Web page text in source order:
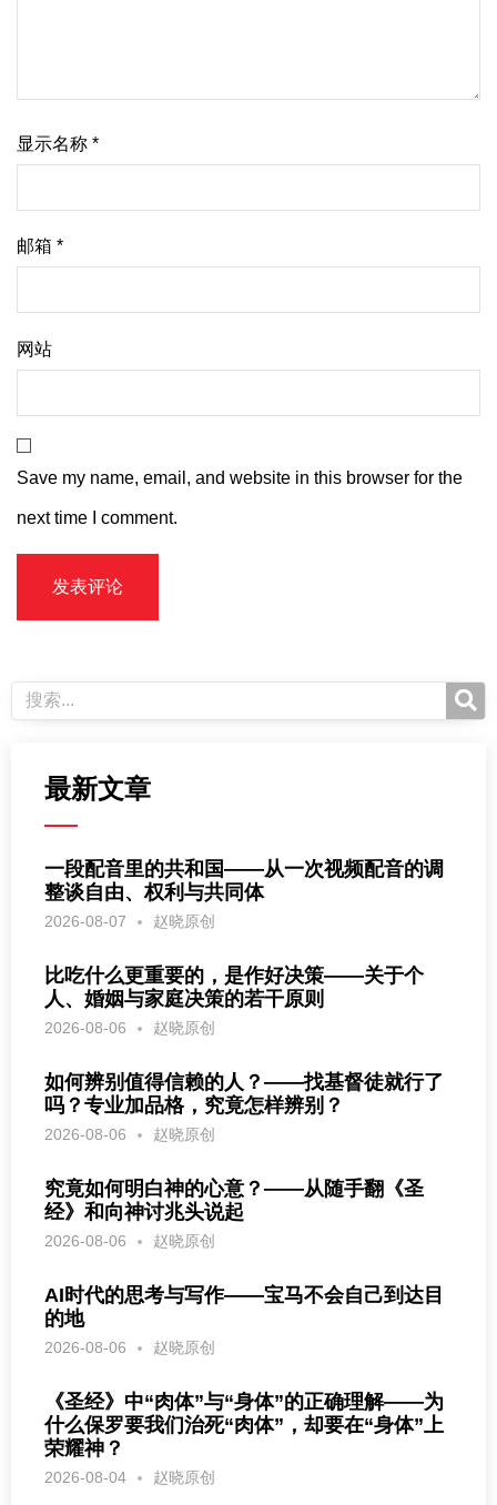
显示名称 *
邮箱 *
网站
Save my name, email, and website in this browser for the
next time I comment.
最新文章
一段配音里的共和国——从一次视频配音的调
整谈自由、权利与共同体
2026-08-07 赵晓原创
比吃什么更重要的，是作好决策——关于个
人、婚姻与家庭决策的若干原则
2026-08-06 赵晓原创
如何辨别值得信赖的人？——找基督徒就行了
吗？专业加品格，究竟怎样辨别？
2026-08-06 赵晓原创
究竟如何明白神的心意？——从随手翻《圣
经》和向神讨兆头说起
2026-08-06 赵晓原创
AI时代的思考与写作——宝马不会自己到达目
的地
2026-08-06 赵晓原创
《圣经》中“肉体”与“身体”的正确理解——为
什么保罗要我们治死“肉体”，却要在“身体”上
荣耀神？
2026-08-04 赵晓原创